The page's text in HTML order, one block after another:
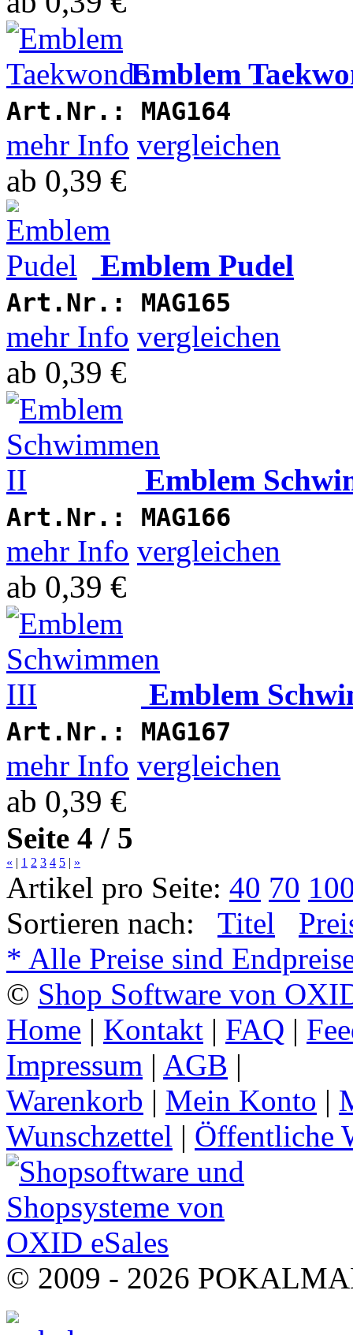
Emblem
Art.Nr.: MAG164
mehr Info vergleichen
ab 0,39 €
Emblem Pudel
Art.Nr.: MAG165
mehr Info vergleichen
ab 0,39 €
Emblem
Art.Nr.: MAG166
mehr Info vergleichen
ab 0,39 €
Emblem
Art.Nr.: MAG167
mehr Info vergleichen
ab 0,39 €
Seite 4 / 5
« | 1 2 3 4 5 | »
Artikel pro Seite: 40 70
Sortieren nach: Titel
* Alle Preise sind
© Shop Software von
Home | Kontakt | FAQ |
Impressum | AGB |
Warenkorb | Mein Konto |
Wunschzettel | Öffentliche
© 2009 - 2026